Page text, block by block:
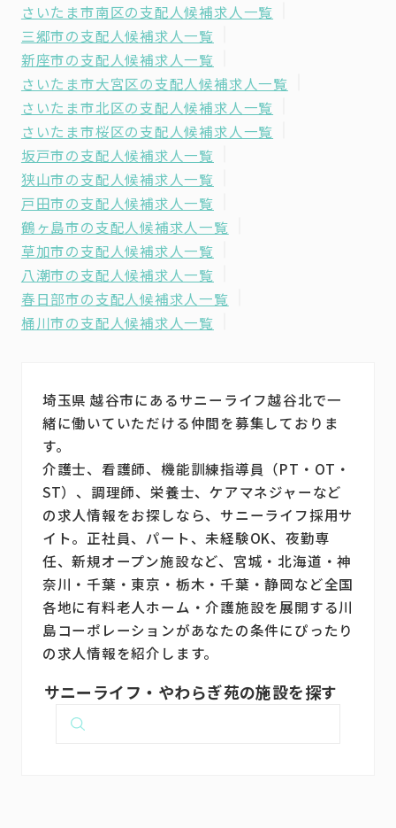
さいたま市南区の支配人候補求人一覧
三郷市の支配人候補求人一覧
新座市の支配人候補求人一覧
さいたま市大宮区の支配人候補求人一覧
さいたま市北区の支配人候補求人一覧
さいたま市桜区の支配人候補求人一覧
坂戸市の支配人候補求人一覧
狭山市の支配人候補求人一覧
戸田市の支配人候補求人一覧
鶴ヶ島市の支配人候補求人一覧
草加市の支配人候補求人一覧
八潮市の支配人候補求人一覧
春日部市の支配人候補求人一覧
桶川市の支配人候補求人一覧
埼玉県 越谷市にあるサニーライフ越谷北で一
緒に働いていただける仲間を募集しておりま
す。
介護士、看護師、機能訓練指導員（PT・OT・
ST）、調理師、栄養士、ケアマネジャーなど
の求人情報をお探しなら、サニーライフ採用サ
イト。正社員、パート、未経験OK、夜勤専
任、新規オープン施設など、宮城・北海道・神
奈川・千葉・東京・栃木・千葉・静岡など全国
各地に有料老人ホーム・介護施設を展開する川
島コーポレーションがあなたの条件にぴったり
の求人情報を紹介します。
サニーライフ・やわらぎ苑の施設を探す